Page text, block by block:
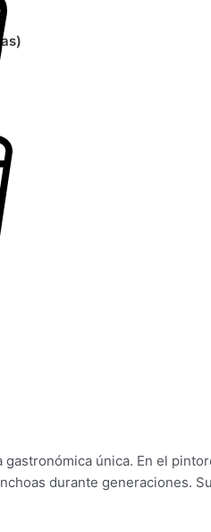
única. En el
durante generaciones.